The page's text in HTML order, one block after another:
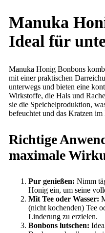
Manuka
Ideal für
Manuka Honig Bonbons
mit einer praktischen
unterwegs und bieten eine
Wirkstoffe, die Hals und
sie die Speichelproduktion,
befeuchtet und das Kratzen im
Richtige
maximale
Pur genießen: Nimm
Honig ein, um seine
Mit Tee oder Wasser:
(nicht kochenden) Tee
Linderung zu erzielen.
Bonbons lutschen: